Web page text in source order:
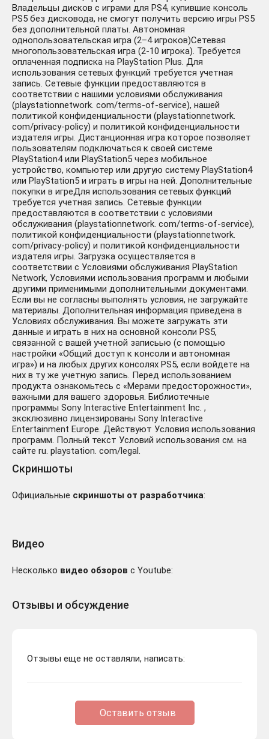
Владельцы дисков с играми для PS4, купившие консоль
PS5 без дисковода, не смогут получить версию игры PS5
без дополнительной платы. Автономная
однопользовательская игра (2–4 игроков)Сетевая
многопользовательская игра (2-10 игрока). Требуется
оплаченная подписка на PlayStation Plus. Для
использования сетевых функций требуется учетная
запись. Сетевые функции предоставляются в
соответствии с нашими условиями обслуживания
(playstationnetwork. com/terms-of-service), нашей
политикой конфиденциальности (playstationnetwork.
com/privacy-policy) и политикой конфиденциальности
издателя игры. Дистанционная игра которое позволяет
пользователям подключаться к своей системе
PlayStation4 или PlayStation5 через мобильное
устройство, компьютер или другую систему PlayStation4
или PlayStation5 и играть в игры на ней. Дополнительные
покупки в игреДля использования сетевых функций
требуется учетная запись. Сетевые функции
предоставляются в соответствии с условиями
обслуживания (playstationnetwork. com/terms-of-service),
политикой конфиденциальности (playstationnetwork.
com/privacy-policy) и политикой конфиденциальности
издателя игры. Загрузка осуществляется в
соответствии с Условиями обслуживания PlayStation
Network, Условиями использования программ и любыми
другими применимыми дополнительными документами.
Если вы не согласны выполнять условия, не загружайте
материалы. Дополнительная информация приведена в
Условиях обслуживания. Вы можете загружать эти
данные и играть в них на основной консоли PS5,
связанной с вашей учетной записьью (с помощью
настройки «Общий доступ к консоли и автономная
игра») и на любых других консолях PS5, если войдете на
них в ту же учетную запись. Перед использованием
продукта ознакомьтесь с «Мерами предосторожности»,
важными для вашего здоровья. Библиотечные
программы Sony Interactive Entertainment Inc. ,
эксклюзивно лицензированы Sony Interactive
Entertainment Europe. Действуют Условия использования
программ. Полный текст Условий использования см. на
сайте ru. playstation. com/legal.
Скриншоты
Официальные скриншоты от разработчика:
Видео
Несколько видео обзоров с Youtube:
Отзывы и обсуждение
Отзывы еще не оставляли, написать:
Оставить отзыв